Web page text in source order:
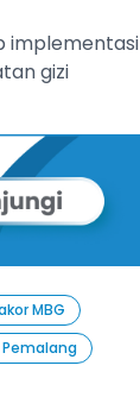
implementasi
gizi
MBG